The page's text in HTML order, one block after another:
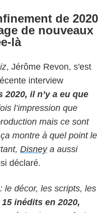
de 2020
de nouveaux
là
, Jérôme Revon, s'est
interview
2020, il n’y a eu que
l’impression que
mais ce sont
montre à quel point le
Disneya aussi
déclaré.
le décor, les scripts, les
inédits en 2020,